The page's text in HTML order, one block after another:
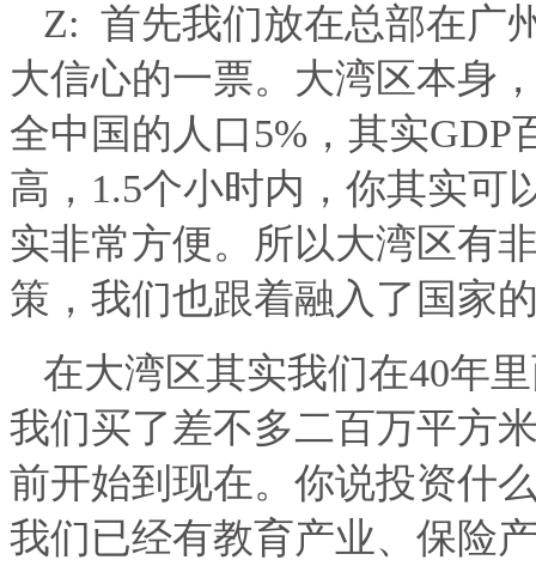
Z: 首先我们放在总部在广
大信心的一票。大湾区本身
全中国的人口 5% ，其实GDP
高， 1.5个小时内，你其实可
实非常方便。所以大湾区有
策，我们也跟着融入了国家
在大湾区其实我们在40年
我们买了差不多二百万平方
前开始到现在。你说投资什
我们已经有教育产业、保险